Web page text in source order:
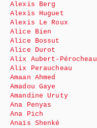
Alexis Berg
Alexis Huguet
Alexis Le Roux
Alice Bien
Alice Bossut
Alice Durot
Alix Aubert-Pérocheau
Alix Peraucheau
Amaan Ahmed
Amadou Gaye
Amandine Uruty
Ana Penyas
Ana Pich
Anaïs Shenké